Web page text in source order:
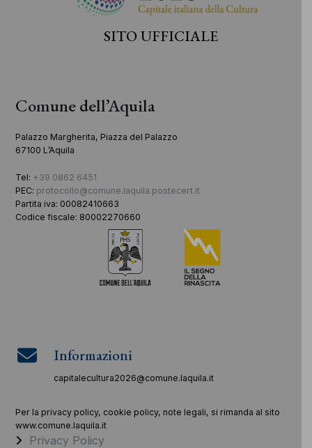
SITO UFFICIALE
Comune dell’Aquila
Palazzo Margherita, Piazza del Palazzo
67100 L’Aquila
Tel: +39 0862 6451
PEC: protocollo@comune.laquila.postecert.it
Partita iva: 00082410663
Codice fiscale: 80002270660
Informazioni
capitalecultura2026@comune.laquila.it
Per la privacy policy, cookie policy, note legali, si rimanda al sito
www.comune.laquila.it
Privacy Policy